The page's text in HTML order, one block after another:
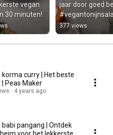
vegan
30 minuten!
jaar door goed
377 views
korma curry | Het beste
Peas Maker
4 years ago
babi pangang | Ontdek